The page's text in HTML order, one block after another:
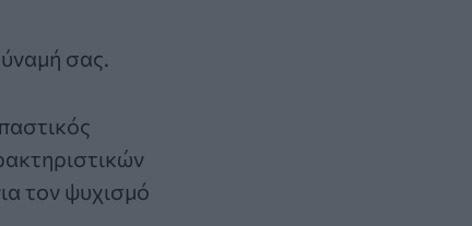
σας.
τον ψυχισμό